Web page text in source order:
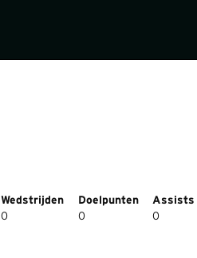
Wedstrijden Doelpunten Assists
0 0 0